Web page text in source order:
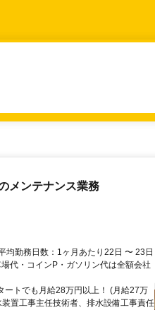
メンテナンス業務
均勤務日数：1ヶ月あたり22日 〜 23日
代・コインP・ガソリン代は全額会社
ートでも月給28万円以上！ (月給27万
置工事主任技術者、排水設備工事責任